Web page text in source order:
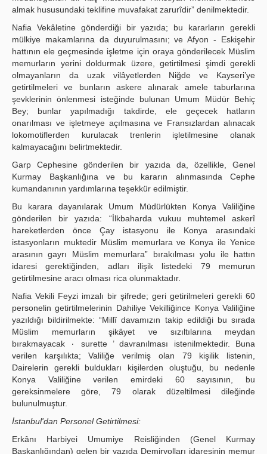
almak hususundaki teklifine muvafakat zarurîdir” denilmektedir.
Nafia Vekâletine gönderdiği bir yazıda; bu kararların gerekli
mülkiye makamlarına da duyurulmasını; ve Afyon - Eskişehir
hattının ele geçmesinde işletme için oraya gönderilecek Müslim
memurların yerini doldurmak üzere, getirtilmesi şimdi gerekli
olmayanların da uzak vilâyetlerden Niğde ve Kayseri’ye
getirtilmeleri ve bunların askere alınarak amele taburlarına
şevklerinin önlenmesi isteğinde bulunan Umum Müdür Behiç
Bey; bunlar yapılmadığı takdirde, ele geçecek hatların
onarılması ve işletmeye açılmasına ve Fransızlardan alınacak
lokomotiflerden kurulacak trenlerin işletilmesine olanak
kalmayacağını belirtmektedir.
Garp Cephesine gönderilen bir yazıda da, özellikle, Genel
Kurmay Başkanlığına ve bu kararın alınmasında Cephe
kumandanının yardımlarına teşekkür edilmiştir.
Bu karara dayanılarak Umum Müdürlükten Konya Valiliğine
gönderilen bir yazıda: “İlkbaharda vukuu muhtemel askerî
hareketlerden önce Çay istasyonu ile Konya arasındaki
istasyonların muktedir Müslim memurlara ve Konya ile Yenice
arasının gayrı Müslim memurlara” bırakılması yolu ile hattın
idaresi gerektiğinden, adları ilişik listedeki 79 memurun
getirtilmesine aracı olması rica olunmaktadır.
Nafia Vekili Feyzi imzalı bir şifrede; geri getirilmeleri gerekli 60
personelin getirtilmelerinin Dahiliye Vekilliğince Konya Valiliğine
yazıldığı bildirilmekte: “Millî davamızın takip edildiği bu sırada
Müslim memurların şikâyet ve sızıltılarına meydan
bırakmayacak ٠ surette ’ davranılması istenilmektedir. Buna
verilen karşılıkta; Valiliğe verilmiş olan 79 kişilik listenin,
Dairelerin gerekli buldukları kişilerden oluştuğu, bu nedenle
Konya Valiliğine verilen emirdeki 60 sayısının, bu
gereksinmelere göre, 79 olarak düzeltilmesi dileğinde
bulunulmuştur.
İstanbul'dan Personel Getirtilmesi:
Erkânı Harbiyei Umumiye Reisliğinden (Genel Kurmay
Başkanlığından) gelen bir yazıda Demiryolları idaresinin memur